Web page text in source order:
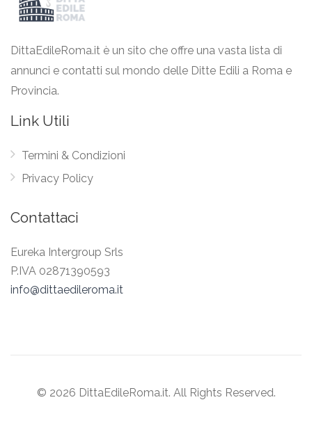
DittaEdileRoma.it è un sito che offre una vasta lista di
annunci e contatti sul mondo delle Ditte Edili a Roma e
Provincia.
Link Utili
Termini & Condizioni
Privacy Policy
Contattaci
Eureka Intergroup Srls
P.IVA 02871390593
info@dittaedileroma.it
© 2026 DittaEdileRoma.it. All Rights Reserved.